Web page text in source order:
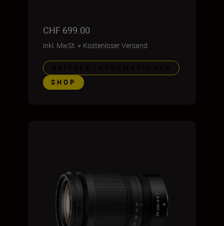
CHF 699.00
inkl. MwSt. + Kostenloser Versand
SHOP